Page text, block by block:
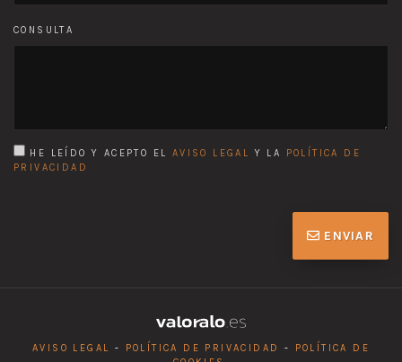
CONSULTA
HE LEÍDO Y ACEPTO EL AVISO LEGAL Y LA
POLÍTICA DE
PRIVACIDAD
ENVIAR
AVISO LEGAL - POLÍTICA DE PRIVACIDAD -
POLÍTICA DE